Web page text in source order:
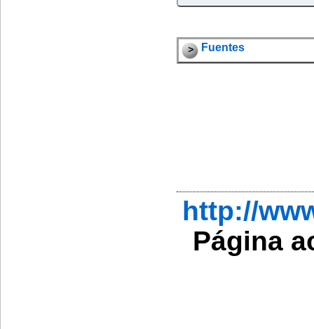
Fuentes
http://
Página